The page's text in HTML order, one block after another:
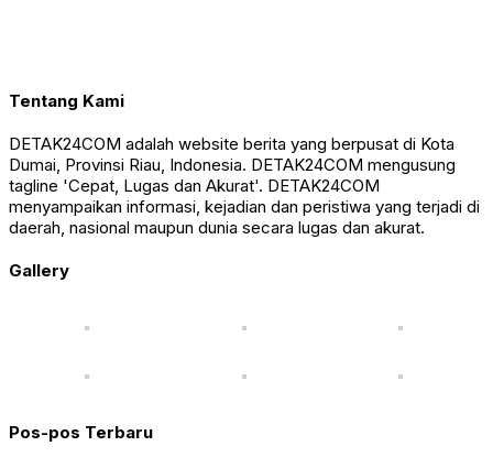
Tentang Kami
DETAK24COM adalah website berita yang berpusat di Kota
Dumai, Provinsi Riau, Indonesia. DETAK24COM mengusung
tagline 'Cepat, Lugas dan Akurat'. DETAK24COM
menyampaikan informasi, kejadian dan peristiwa yang terjadi di
daerah, nasional maupun dunia secara lugas dan akurat.
Gallery
Pos-pos Terbaru